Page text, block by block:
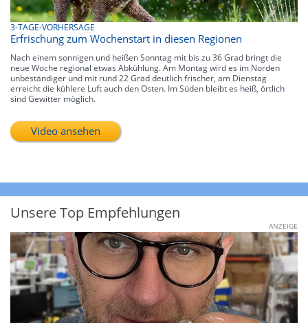
3-TAGE-VORHERSAGE
Erfrischung zum Wochenstart in diesen Regionen
Nach einem sonnigen und heißen Sonntag mit bis zu 36 Grad bringt die
neue Woche regional etwas Abkühlung. Am Montag wird es im Norden
unbeständiger und mit rund 22 Grad deutlich frischer, am Dienstag
erreicht die kühlere Luft auch den Osten. Im Süden bleibt es heiß, örtlich
sind Gewitter möglich.
Video ansehen
Unsere Top Empfehlungen
ANZEIGE